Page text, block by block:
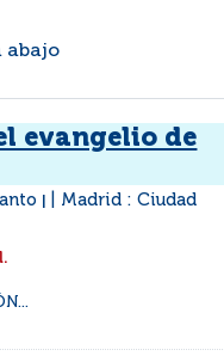
abajo
evangelio de
Madrid : Ciudad